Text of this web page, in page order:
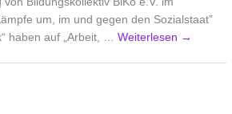
um, im und gegen den Sozialstaat”
haben auf „Arbeit, …Weiterlesen →